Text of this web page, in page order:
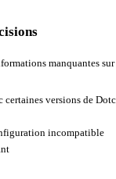
manquantes
versions de
incompatible